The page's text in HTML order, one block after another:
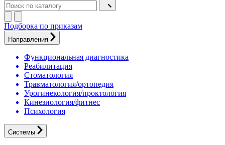
Подборка по приказам
Направления
Функциональная диагностика
Реабилитация
Стоматология
Травматология/ортопедия
Урогинекология/проктология
Кинезиология/фитнес
Психология
Системы